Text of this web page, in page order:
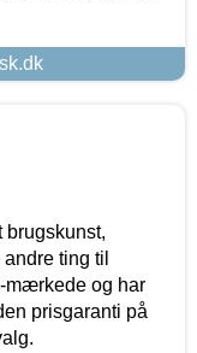
brugskunst,
ting til
mærkede og har
prisgaranti på